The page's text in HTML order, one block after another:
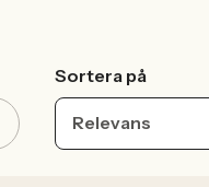
Sortera på
Relevans